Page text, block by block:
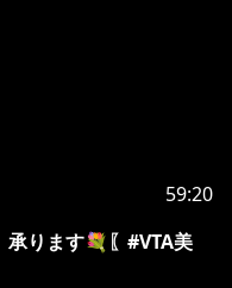
59:20
ります💐〖#VTA美